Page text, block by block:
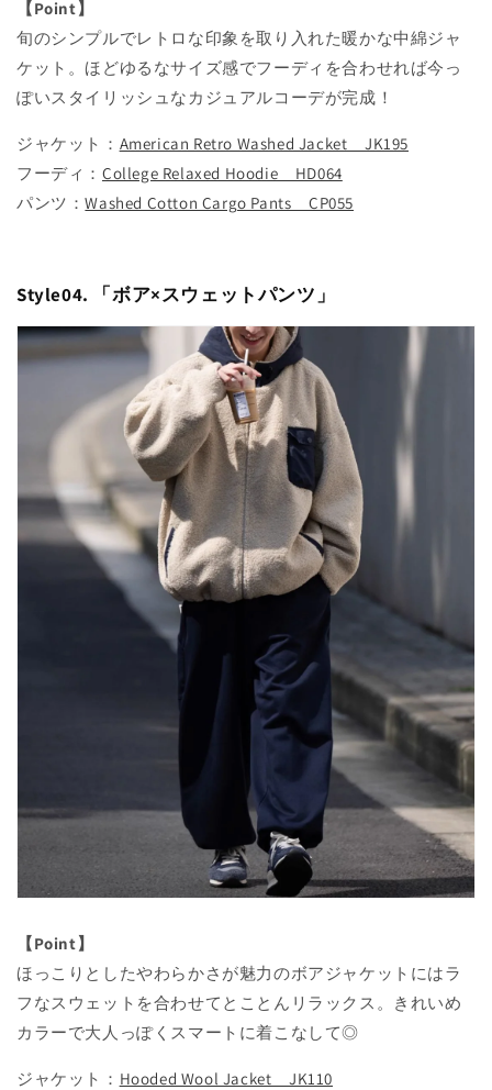
【Point】
旬のシンプルでレトロな印象を取り入れた暖かな中綿ジャ
ケット。ほどゆるなサイズ感でフーディを合わせれば今っ
ぽいスタイリッシュなカジュアルコーデが完成！
ジャケット： American Retro Washed Jacket JK195
フーディ： College Relaxed Hoodie HD064
パンツ：Washed Cotton Cargo Pants CP055
Style04. 「ボア×スウェットパンツ 」
【Point】
ほっこりとしたやわらかさが魅力のボアジャケットにはラ
フなスウェットを合わせてとことんリラックス。きれいめ
カラーで大人っぽくスマートに着こなして◎
ジャケット： Hooded Wool Jacket JK110